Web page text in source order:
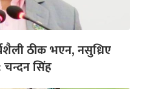
ठीक भएन, नसुध्रिए
चन्दन सिंह